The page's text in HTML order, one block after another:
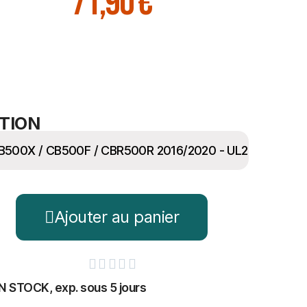
Ajouter au panier
    
STOCK, exp. sous 5 jours